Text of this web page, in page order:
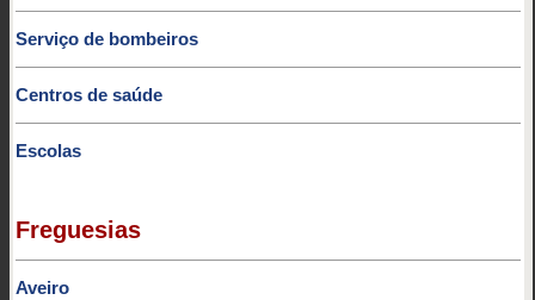
Serviço de bombeiros
Centros de saúde
Escolas
Freguesias
Aveiro